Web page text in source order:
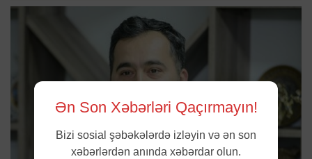
Ən Son Xəbərləri Qaçırmayın!
Bizi sosial şəbəkələrdə izləyin və ən son
xəbərlərdən anında xəbərdar olun.